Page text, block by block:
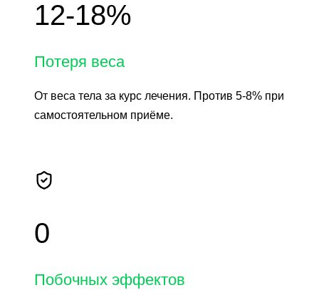
12-18%
Потеря веса
От веса тела за курс лечения. Против 5-8% при
самостоятельном приёме.
0
Побочных эффектов